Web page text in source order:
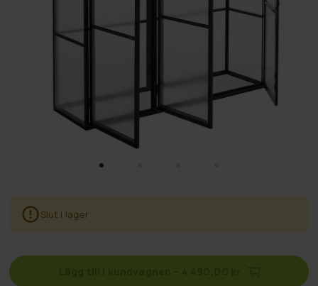
Slut i lager